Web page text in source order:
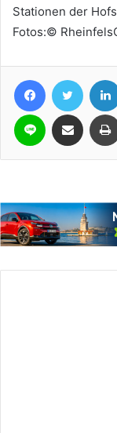
Stationen der
Fotos:©
FacebookTwitter
Line Teile per E-Mail